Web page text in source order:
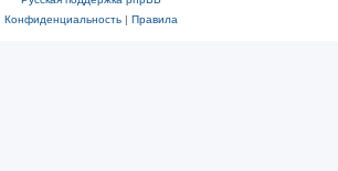
Конфиденциальность| Правила